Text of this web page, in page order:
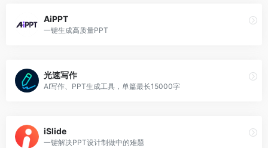
AiPPT
一键生成高质量PPT
光速写作
AI写作、PPT生成工具，单篇最长15000字
iSlide
一键解决PPT设计制做中的难题